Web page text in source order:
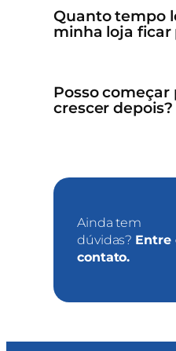
Quanto tempo
minha loja ficar
Posso começar
crescer depois?
Ainda tem
dúvidas? Entre
contato.